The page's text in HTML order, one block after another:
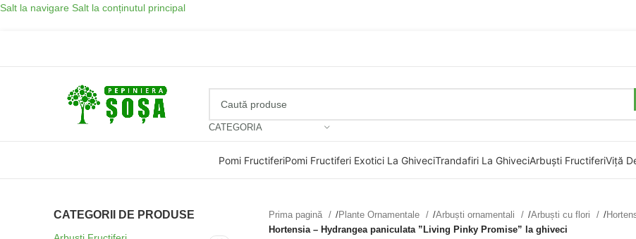
Salt la navigare Salt la conținutul principal
CATEGORIA
Pomi FructiferiPomi Fructiferi Exotici La GhiveciTrandafiri La GhiveciArbuști FructiferiViță
CATEGORII DE PRODUSE Prima pagină /Plante Ornamentale /Arbuști ornamentali /Arbuști cu flori /
Hortensia – Hydrangea paniculata ”Living Pinky Promise” la ghiveci